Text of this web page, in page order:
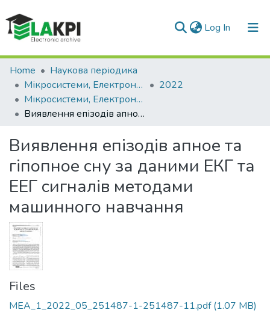
Log In (current)
Communities & Collections
All of DSpace
Statistics
Home
Наукова періодика
Мікросистеми, Електроніка та Акустика
2022
Мікросистеми, Електроніка та Акустика: науково-технічний журнал, Т. 27, № 1(120)
Виявлення епізодів апное та гіпопное сну за даними ЕКГ та ЕЕГ сигналів методами машинного навчання
Виявлення епізодів апное та
гіпопное сну за даними ЕКГ та
ЕЕГ сигналів методами
машинного навчання
Files
MEA_1_2022_05_251487-1-251487-11.pdf(1.07 MB)